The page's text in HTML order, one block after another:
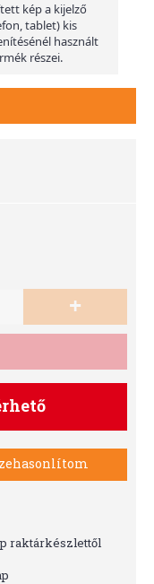
kép a kijelző
tablet) kis
használt
részei.
+
raktárkészlettől